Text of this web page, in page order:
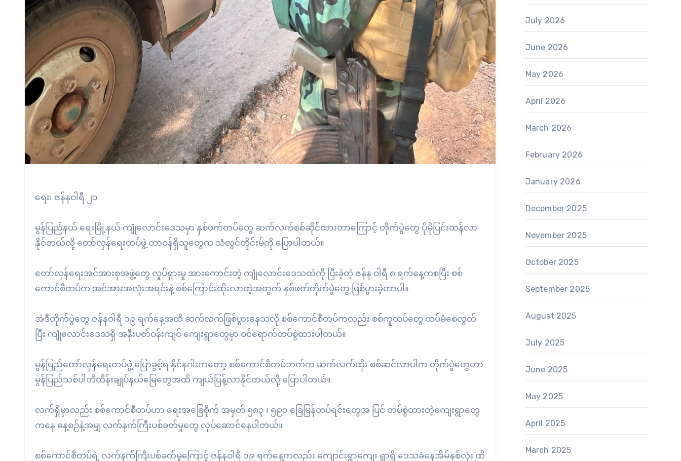
ရေး၊ ဇန်နဝါရီ ၂၁
မွန်ပြည်နယ် ရေးမြို့နယ် ကျုံလောင်းဒေသမှာ နှစ်ဖက်တပ်တွေ ဆက်လက်စစ်ဆိုင်ထားတာကြောင့် တိုက်ပွဲတွေ ပိုမိုပြင်းထန်လာ
နိုင်တယ်လို့ တော်လှန်ရေးတပ်ဖွဲ့ တာဝန်ရှိသူတွေက သံလွင်တိုင်းမ်ကို ပြောပါတယ်။
တော်လှန်ရေးအင်အားစုအဖွဲ့တွေ လှုပ်ရှားမှု အားကောင်းတဲ့ ကျုံလောင်းဒေသထဲကို ပြီးခဲ့တဲ့ ဇန်န ဝါရီ ၈ ရက်နေ့ကစပြီး စစ်
ကောင်စီတပ်က အင်အားအလုံးအရင်းနဲ့ စစ်ကြောင်းထိုးလာတဲ့အတွက် နှစ်ဖက်တိုက်ပွဲတွေ ဖြစ်ပွားခဲ့တာပါ။
အဲဒီတိုက်ပွဲတွေ ဇန်နဝါရီ ၁၉ ရက်နေ့အထိ ဆက်လက်ဖြစ်ပွားနေသလို စစ်ကောင်စီတပ်ကလည်း စစ်ကူတပ်တွေ ထပ်မံစေလွှတ်
ပြီး ကျုံလောင်းဒေသရှိ အနီးပတ်ဝန်းကျင် ကျေးရွာတွေမှာ ဝင်ရောက်တပ်စွဲထားပါတယ်။
မွန်ပြည်တော်လှန်ရေးတပ်ဖွဲ့ ပြောခွင့်ရ နိုင်နဂါးကတော့ စစ်ကောင်စီတပ်ဘက်က ဆက်လက်ထိုး စစ်ဆင်လာပါက တိုက်ပွဲတွေဟာ
မွန်ပြည်သစ်ပါတီထိန်းချုပ်နယ်မြေတွေအထိ ကျယ်ပြန့်လာနိုင်တယ်လို့ ပြောပါတယ်။
လက်ရှိမှာလည်း စစ်ကောင်စီတပ်ဟာ ရေးအခြေစိုက် အမှတ် ၅၈၃ ၊ ၅၉၁ ခြေမြန်တပ်ရင်းတွေအ ပြင် တပ်စွဲထားတဲ့ကျေးရွာတွေ
ကနေ နေ့စဉ်နဲ့အမျှ လက်နက်ကြီးပစ်ခတ်မှုတွေ လုပ်ဆောင်နေပါတယ်။
စစ်ကောင်စီတပ်ရဲ့ လက်နက်ကြီးပစ်ခတ်မှုကြောင့် ဇန်နဝါရီ ၁၉ ရက်နေ့ကလည်း ကျောင်းရွာကျေး ရွာရှိ ဒေသခံနေအိမ်နှစ်လုံး ထိ
July 2026
June 2026
May 2026
April 2026
March 2026
February 2026
January 2026
December 2025
November 2025
October 2025
September 2025
August 2025
July 2025
June 2025
May 2025
April 2025
March 2025